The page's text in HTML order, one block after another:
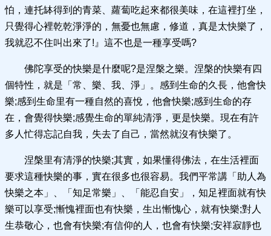
怕，連托缽得到的青菜、蘿蔔吃起來都很美味，在這裡打坐，
只覺得心裡乾乾淨淨的，無憂也無慮，修道，真是太快樂了，
我就忍不住叫出來了!』這不也是一種享受嗎?
佛陀享受的快樂是什麼呢?是涅槃之樂。涅槃的快樂有四
個特性，就是「常、樂、我、淨」。感到生命的久長，他會快
樂;感到生命里有一種自然的喜悅，他會快樂;感到生命的存
在，會覺得快樂;感覺生命的單純清淨，更是快樂。現在有許
多人忙得忘記自我，失去了自己，當然就沒有快樂了。
涅槃里有清淨的快樂;其實，如果懂得佛法，在生活裡面
要求這種快樂的事，實在很多也很容易。我們平常講「助人為
快樂之本」、「知足常樂」、「能忍自安」，知足裡面就有快
樂可以享受;慚愧裡面也有快樂，生出慚愧心，就有快樂;對人
生恭敬心，也會有快樂;有信仰的人，也會有快樂;安祥寂靜也